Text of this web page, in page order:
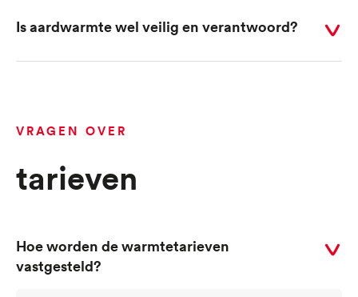
Selecteer
Is aardwarmte wel veilig en verantwoord?
VRAGEN OVER
tarieven
Selecteer
voor
Hoe worden de warmtetarieven
vastgesteld?